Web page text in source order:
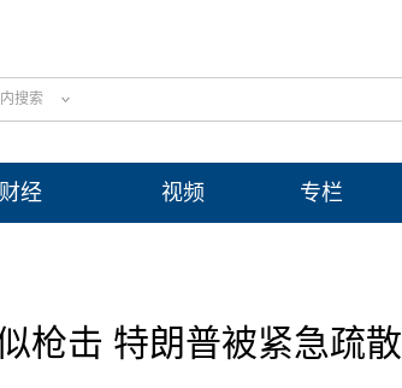
搜索
经 视频 专栏
枪击 特朗普被紧急疏散